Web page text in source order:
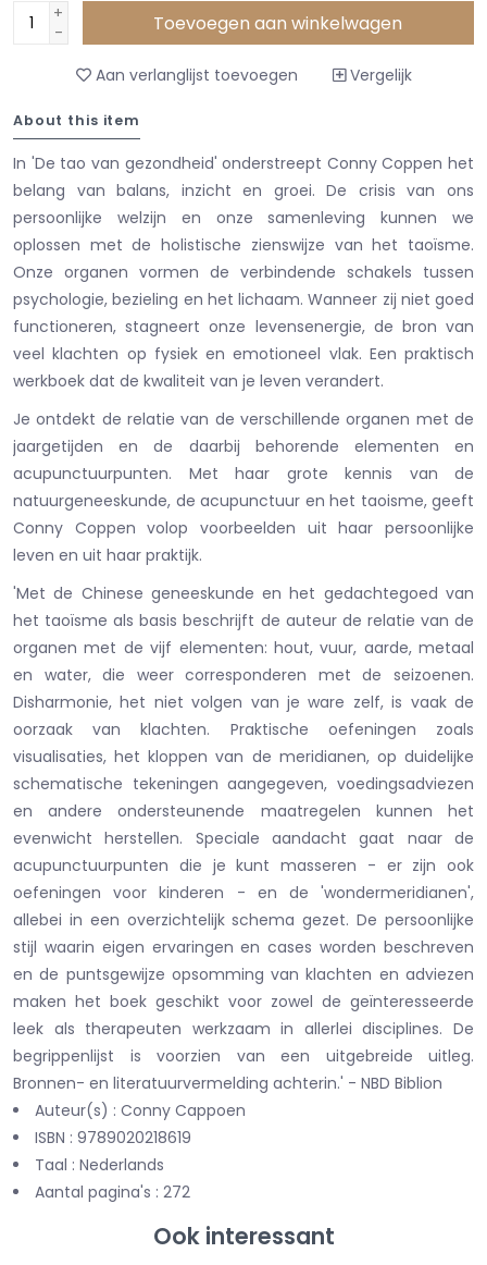
+
-
Toevoegen aan winkelwagen
Aan verlanglijst toevoegen Vergelijk
About this item
In 'De tao van gezondheid' onderstreept Conny Coppen het
belang van balans, inzicht en groei. De crisis van ons
persoonlijke welzijn en onze samenleving kunnen we
oplossen met de holistische zienswijze van het taoïsme.
Onze organen vormen de verbindende schakels tussen
psychologie, bezieling en het lichaam. Wanneer zij niet goed
functioneren, stagneert onze levensenergie, de bron van
veel klachten op fysiek en emotioneel vlak. Een praktisch
werkboek dat de kwaliteit van je leven verandert.
Je ontdekt de relatie van de verschillende organen met de
jaargetijden en de daarbij behorende elementen en
acupunctuurpunten. Met haar grote kennis van de
natuurgeneeskunde, de acupunctuur en het taoisme, geeft
Conny Coppen volop voorbeelden uit haar persoonlijke
leven en uit haar praktijk.
'Met de Chinese geneeskunde en het gedachtegoed van
het taoïsme als basis beschrijft de auteur de relatie van de
organen met de vijf elementen: hout, vuur, aarde, metaal
en water, die weer corresponderen met de seizoenen.
Disharmonie, het niet volgen van je ware zelf, is vaak de
oorzaak van klachten. Praktische oefeningen zoals
visualisaties, het kloppen van de meridianen, op duidelijke
schematische tekeningen aangegeven, voedingsadviezen
en andere ondersteunende maatregelen kunnen het
evenwicht herstellen. Speciale aandacht gaat naar de
acupunctuurpunten die je kunt masseren - er zijn ook
oefeningen voor kinderen - en de 'wondermeridianen',
allebei in een overzichtelijk schema gezet. De persoonlijke
stijl waarin eigen ervaringen en cases worden beschreven
en de puntsgewijze opsomming van klachten en adviezen
maken het boek geschikt voor zowel de geïnteresseerde
leek als therapeuten werkzaam in allerlei disciplines. De
begrippenlijst is voorzien van een uitgebreide uitleg.
Bronnen- en literatuurvermelding achterin.' - NBD Biblion
Auteur(s) : Conny Cappoen
ISBN : 9789020218619
Taal : Nederlands
Aantal pagina's : 272
Ook interessant